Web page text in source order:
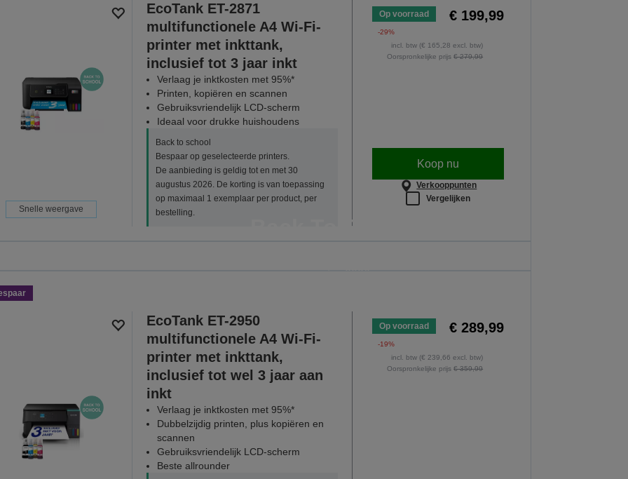
Snelle weergave
EcoTank ET-2871
multifunctionele A4 Wi-Fi-
printer met inkttank,
inclusief tot 3 jaar inkt
Verlaag je inktkosten met 95%*
Printen, kopiëren en scannen
Gebruiksvriendelijk LCD-scherm
Ideaal voor drukke huishoudens
Back to school
Bespaar op geselecteerde printers.
De aanbieding is geldig tot en met 30
augustus 2026. De korting is van toepassing
op maximaal 1 exemplaar per product, per
bestelling.
Op voorraad € 199,99
-29%
incl. btw (€ 165,28 excl. btw)
Oorspronkelijke prijs€ 279,99
Koop nu
Verkooppunten
Vergelijken
Back To School
EcoTank ET-2950
multifunctionele A4 Wi-Fi-
printer met inkttank,
inclusief tot wel 3 jaar aan
inkt
Verlaag je inktkosten met 95%*
Dubbelzijdig printen, plus kopiëren en
scannen
Gebruiksvriendelijk LCD-scherm
Beste allrounder
Op voorraad € 289,99
-19%
incl. btw (€ 239,66 excl. btw)
Oorspronkelijke prijs€ 359,99